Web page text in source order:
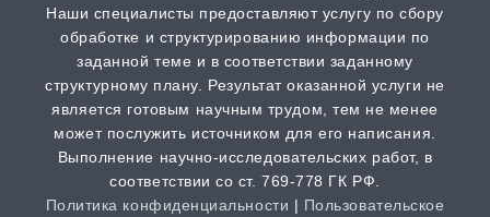
Наши специалисты предоставляют услугу по сбору
обработке и структурированию информации по
заданной теме и в соответствии заданному
структурному плану. Результат оказанной услуги не
является готовым научным трудом, тем не менее
может послужить источником для его написания.
Выполнение научно-исследовательских работ, в
соответствии со ст. 769-778 ГК РФ.
Политика конфиденциальности | Пользовательское